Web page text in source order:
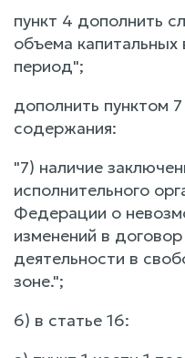
пункт 4 дополнить
объема капитальных
период";
дополнить пунктом
содержания:
"7) наличие
исполнительного
Федерации о
изменений в
деятельности в
зоне.";
6) в статье 16: